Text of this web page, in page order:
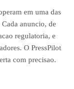
em uma das
anuncio, de
regulatoria, e
O PressPilot
com precisao.